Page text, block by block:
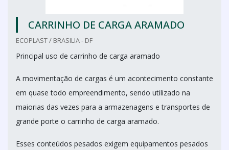
CARRINHO DE CARGA ARAMADO
ECOPLAST / BRASILIA - DF
Principal uso de carrinho de carga aramado
A movimentação de cargas é um acontecimento constante
em quase todo empreendimento, sendo utilizado na
maiorias das vezes para a armazenagens e transportes de
grande porte o carrinho de carga aramado.
Esses conteúdos pesados exigem equipamentos pesados